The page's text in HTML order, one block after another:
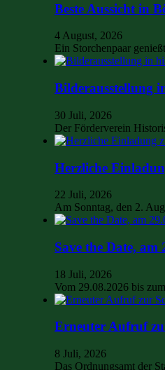
Beste Aussicht in
4 August, 2026
Ein Storchenpaar
Bilderausstellung
30 Juli, 2026
Der Förderverein
Herzliche
22 Juli, 2026
Am Sonntag, den 2.
Save the Date, am
18 Juli, 2026
Vom 29.08.2026 bis
Erneuter Aufruf
8 Juli, 2026
Das Ordnungsamt der